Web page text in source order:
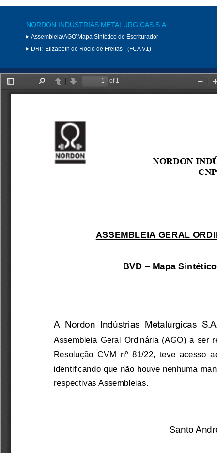
NORDON INDUSTRIAS METALURGICAS S.A.
Assembleia\AGO\Mapa Sintético do Escriturador
DRI: Elizabeth do Rocio de Freitas - (FCA V1)